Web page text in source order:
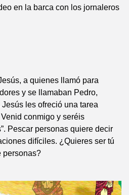
en la barca con los jornaleros
a quienes llamó para
y se llamaban Pedro,
les ofreció una tarea
conmigo y seréis
Pescar personas quiere decir
difíciles. ¿Quieres ser tú
personas?